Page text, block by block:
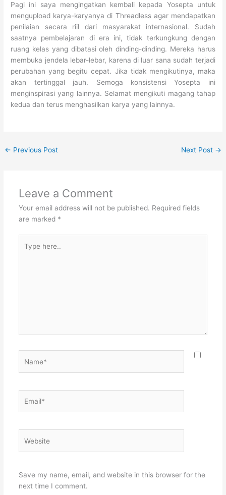
Pagi ini saya mengingatkan kembali kepada Yosepta untuk
mengupload karya-karyanya di Threadless agar mendapatkan
penilaian secara riil dari masyarakat internasional. Sudah
saatnya pembelajaran di era ini, tidak terkungkung dengan
ruang kelas yang dibatasi oleh dinding-dinding. Mereka harus
membuka jendela lebar-lebar, karena di luar sana sudah terjadi
perubahan yang begitu cepat. Jika tidak mengikutinya, maka
akan tertinggal jauh. Semoga konsistensi Yosepta ini
menginspirasi yang lainnya. Selamat mengikuti magang tahap
kedua dan terus menghasilkan karya yang lainnya.
← Previous Post Next Post →
Leave a Comment
Your email address will not be published. Required fields
are marked *
here..
Save my name, email, and website in this browser for the
next time I comment.